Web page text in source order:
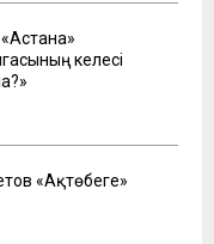
келесі
«Ақтөбеге»